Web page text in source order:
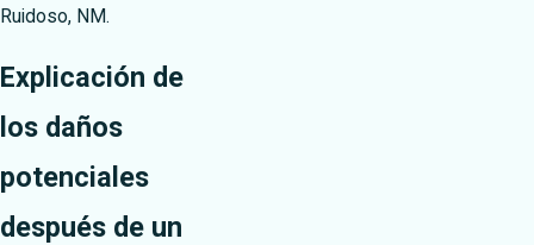
Ruidoso, NM.
Explicación de
los daños
potenciales
después de un